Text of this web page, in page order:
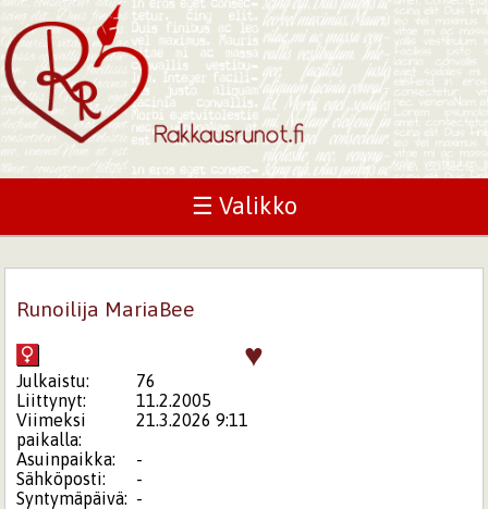
☰ Valikko
Runoilija MariaBee
♥
Julkaistu:
76
Liittynyt:
11.2.2005
Viimeksi
paikalla:
21.3.2026 9:11
Asuinpaikka:
-
Sähköposti:
-
Syntymäpäivä: -